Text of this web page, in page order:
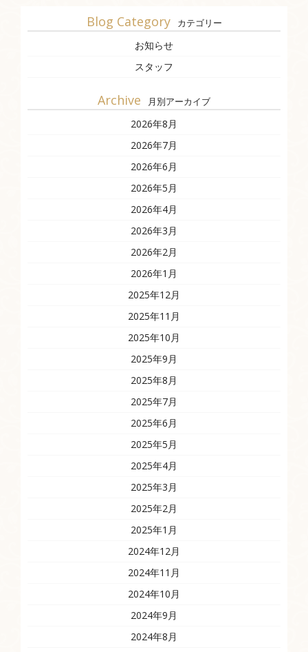
Blog Category カテゴリー
お知らせ
スタッフ
Archive 月別アーカイブ
2026年8月
2026年7月
2026年6月
2026年5月
2026年4月
2026年3月
2026年2月
2026年1月
2025年12月
2025年11月
2025年10月
2025年9月
2025年8月
2025年7月
2025年6月
2025年5月
2025年4月
2025年3月
2025年2月
2025年1月
2024年12月
2024年11月
2024年10月
2024年9月
2024年8月